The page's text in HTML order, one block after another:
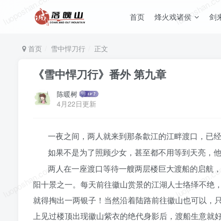
首页 烽火戏诸侯 剑
首页 雪中悍刀行 正文
《雪中悍刀行》番外 第九章
陈暖树
4月22日更新
luoposhan.com
luoposhan.com
一夜之间，两人就来到那条歙江的江畔渡口，已
如果不是为了照顾少女，甚至都不用等到天亮，
两人在一座渡口等待一艘两层楼巨大渡船的启航
阳十景之一。每天前往徽山赏景的江湖人士络绎不
就得掏出一两银子！当然沿着陆路前往徽山也可以，
上见过楼顶出现徽山紫衣的绝代身影后，渡船生意就